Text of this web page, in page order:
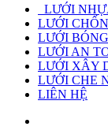
LƯỚI
LƯỚI
LƯỚI
LƯỚI AN
LƯỚI XÂY
LƯỚI CHE
LIÊN HỆ